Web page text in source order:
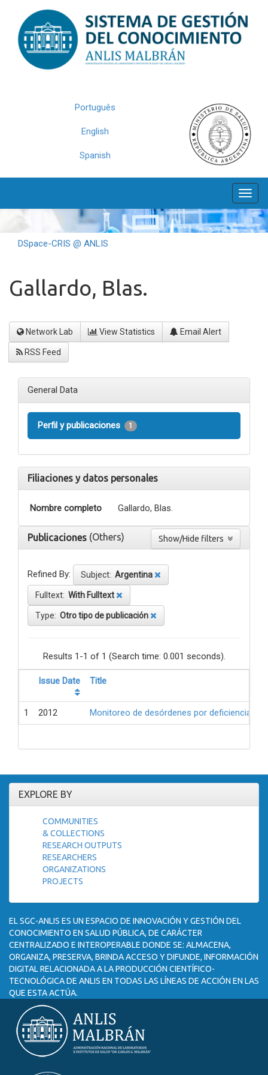
navigation
Português
English
Spanish
DSpace-CRIS @ ANLIS
Gallardo, Blas.
Network Lab View Statistics Email Alert
RSS Feed
General Data
Perfil y publicaciones 1
Filiaciones y datos personales
Nombre completo Gallardo, Blas.
Publicaciones (Others)
Refined By: Subject: Argentina
Fulltext: With Fulltext
Type: Otro tipo de publicación
Results 1-1 of 1 (Search time: 0.001 seconds).
Issue Date Title
1 2012 Monitoreo de desórdenes por deficiencia
EXPLORE BY
COMMUNITIES
& COLLECTIONS
RESEARCH OUTPUTS
RESEARCHERS
ORGANIZATIONS
PROJECTS
EL SGC-ANLIS ES UN ESPACIO DE INNOVACIÓN Y GESTIÓN DEL
CONOCIMIENTO EN SALUD PÚBLICA, DE CARÁCTER
CENTRALIZADO E INTEROPERABLE DONDE SE: ALMACENA,
ORGANIZA, PRESERVA, BRINDA ACCESO Y DIFUNDE, INFORMACIÓN
DIGITAL RELACIONADA A LA PRODUCCIÓN CIENTÍFICO-
TECNOLÓGICA DE ANLIS EN TODAS LAS LÍNEAS DE ACCIÓN EN LAS
QUE ESTA ACTÚA.